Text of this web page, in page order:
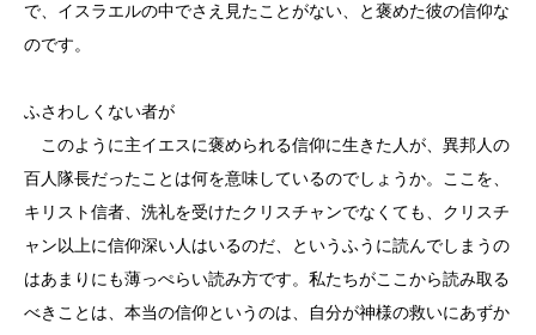
で、イスラエルの中でさえ見たことがない、と褒めた彼の信仰な
のです。
ふさわしくない者が
このように主イエスに褒められる信仰に生きた人が、異邦人の
百人隊長だったことは何を意味しているのでしょうか。ここを、
キリスト信者、洗礼を受けたクリスチャンでなくても、クリスチ
ャン以上に信仰深い人はいるのだ、というふうに読んでしまうの
はあまりにも薄っぺらい読み方です。私たちがここから読み取る
べきことは、本当の信仰というのは、自分が神様の救いにあずか